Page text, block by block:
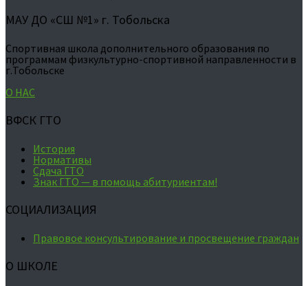
МАУ ДО «СШ №1» г. Тобольска
Спортивная школа дополнительного образования по
программам физкультурно-спортивной направленности в
г.Тобольске
О НАС
ВФСК ГТО
История
Нормативы
Сдача ГТО
Знак ГТО — в помощь абитуриентам!
СОЦИАЛИЗАЦИЯ
Правовое консультирование и просвещение граждан
О ШКОЛЕ